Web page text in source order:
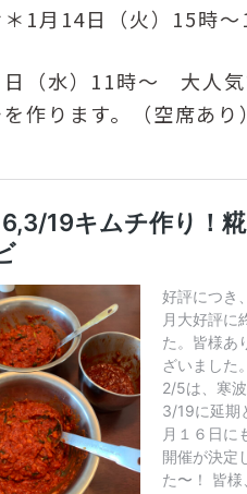
＊1月14日（火）15時
日（水）11時〜 大人
作ります。（空席あり）